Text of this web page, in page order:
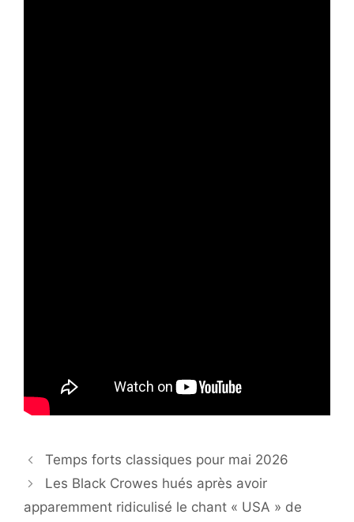
Temps forts classiques pour mai 2026
Les Black Crowes hués après avoir
apparemment ridiculisé le chant « USA » de